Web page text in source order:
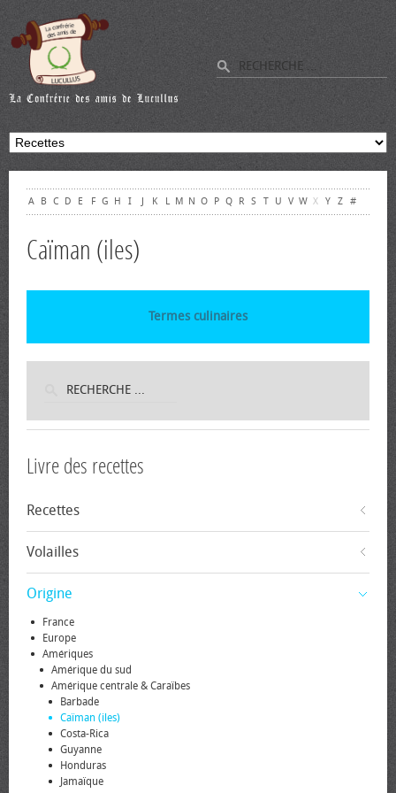
A B C D E F G H I J K L M N O P Q R S T U V W X Y Z #
Caïman (iles)
Termes culinaires
Livre des recettes
Recettes
Volailles
Origine
France
Europe
Amériques
Amérique du sud
Amérique centrale & Caraïbes
Barbade
Caïman (iles)
Costa-Rica
Guyanne
Honduras
Jamaïque